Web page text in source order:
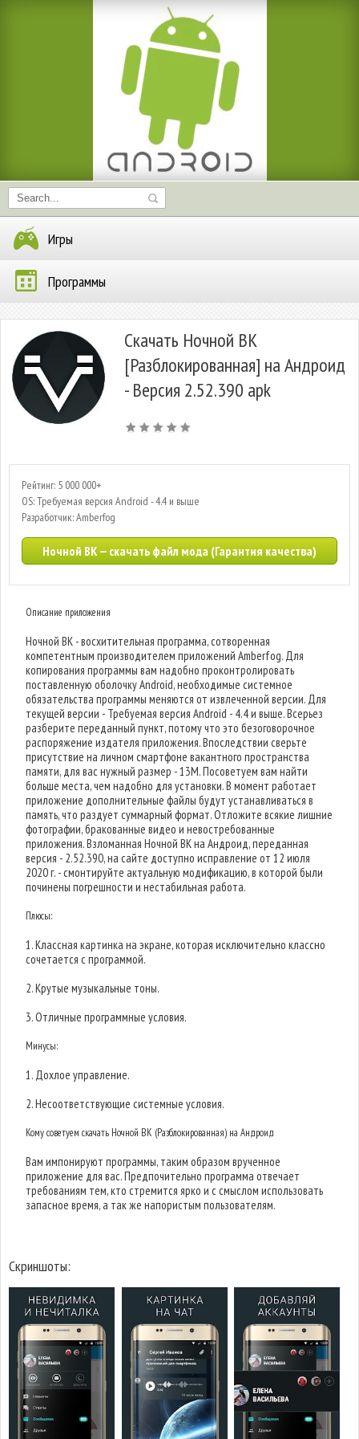
Игры
Программы
Скачать Ночной ВК
[Разблокированная] на Андроид
- Версия 2.52.390 apk
Рейтинг: 5 000 000+
OS: Требуемая версия Android - 4.4 и выше
Разработчик: Amberfog
Ночной ВК — скачать файл мода (Гарантия качества)
Описание приложения
Ночной ВК - восхитительная программа, сотворенная
компетентным производителем приложений Amberfog. Для
копирования программы вам надобно проконтролировать
поставленную оболочку Android, необходимые системное
обязательства программы меняются от извлеченной версии. Для
текущей версии - Требуемая версия Android - 4.4 и выше. Всерьез
разберите переданный пункт, потому что это безоговорочное
распоряжение издателя приложения. Впоследствии сверьте
присутствие на личном смартфоне вакантного пространства
памяти, для вас нужный размер - 13M. Посоветуем вам найти
больше места, чем надобно для установки. В момент работает
приложение дополнительные файлы будут устанавливаться в
память, что раздует суммарный формат. Отложите всякие лишние
фотографии, бракованные видео и невостребованные
приложения. Взломанная Ночной ВК на Андроид, переданная
версия - 2.52.390, на сайте доступно исправление от 12 июля
2020 г. - смонтируйте актуальную модификацию, в которой были
починены погрешности и нестабильная работа.
Плюсы:
1. Классная картинка на экране, которая исключительно классно
сочетается с программой.
2. Крутые музыкальные тоны.
3. Отличные программные условия.
Минусы:
1. Дохлое управление.
2. Несоответствующие системные условия.
Кому советуем скачать Ночной ВК (Разблокированная) на Андроид
Вам импонируют программы, таким образом врученное
приложение для вас. Предпочительно программа отвечает
требованиям тем, кто стремится ярко и с смыслом использовать
запасное время, а так же напористым пользователям.
Скриншоты: